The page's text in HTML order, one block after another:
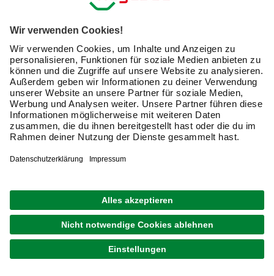
Exklusive Angebote und Gewinnspiele
Kreative Ideen & nützliche Heimwerker-Tipps